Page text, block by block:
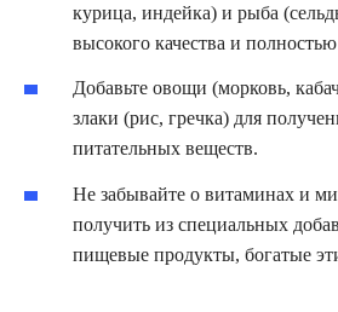
курица, индейка) и рыба
высокого качества и
Добавьте овощи (морковь,
злаки (рис, гречка) для
питательных веществ.
Не забывайте о витаминах и
получить из специальных
пищевые продукты, богатые